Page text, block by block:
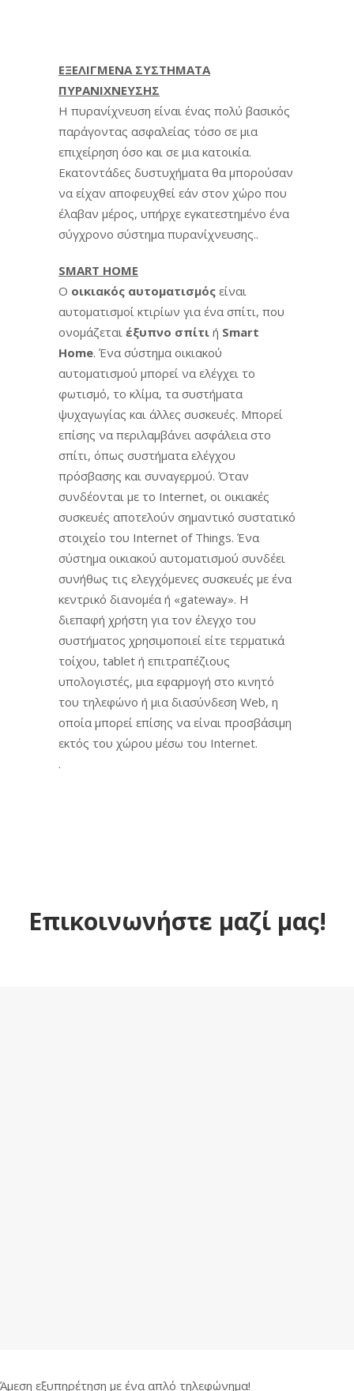
ΕΞΕΛΙΓΜΕΝΑ ΣΥΣΤΗΜΑΤΑ
ΠΥΡΑΝΙΧΝΕΥΣΗΣ
Η πυρανίχνευση είναι ένας πολύ βασικός
παράγοντας ασφαλείας τόσο σε μια
επιχείρηση όσο και σε μια κατοικία.
Εκατοντάδες δυστυχήματα θα μπορούσαν
να είχαν αποφευχθεί εάν στον χώρο που
έλαβαν μέρος, υπήρχε εγκατεστημένο ένα
σύγχρονο σύστημα πυρανίχνευσης..
SMART HOME
Ο οικιακός αυτοματισμός είναι
αυτοματισμοί κτιρίων για ένα σπίτι, που
ονομάζεται έξυπνο σπίτι ή Smart
Home. Ένα σύστημα οικιακού
αυτοματισμού μπορεί να ελέγχει το
φωτισμό, το κλίμα, τα συστήματα
ψυχαγωγίας και άλλες συσκευές. Μπορεί
επίσης να περιλαμβάνει ασφάλεια στο
σπίτι, όπως συστήματα ελέγχου
πρόσβασης και συναγερμού. Όταν
συνδέονται με το Internet, οι οικιακές
συσκευές αποτελούν σημαντικό συστατικό
στοιχείο του Internet of Things. Ένα
σύστημα οικιακού αυτοματισμού συνδέει
συνήθως τις ελεγχόμενες συσκευές με ένα
κεντρικό διανομέα ή «gateway». Η
διεπαφή χρήστη για τον έλεγχο του
συστήματος χρησιμοποιεί είτε τερματικά
τοίχου, tablet ή επιτραπέζιους
υπολογιστές, μια εφαρμογή στο κινητό
του τηλεφώνο ή μια διασύνδεση Web, η
οποία μπορεί επίσης να είναι προσβάσιμη
εκτός του χώρου μέσω του Internet.
.
Επικοινωνήστε μαζί μας!
Άμεση εξυπηρέτηση με ένα απλό τηλεφώνημα!